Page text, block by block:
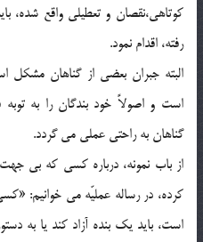
كوتاهي،‌نقصان و تعطيلي واقع شده،
رفته، اقدام نمود.
البته جبران بعضي از گناهان مشكل
است و اصولاً خود بندگان را به توبه
گناهان به راحتي عملي مي گردد.
از باب نمونه، درباره كسي كه بي
كرده، در رساله عمليّه مي خوانيم:
است، بايد يك بنده آزاد كند يا به